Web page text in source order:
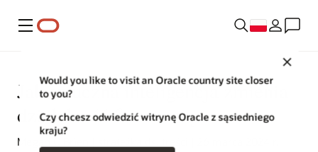
Menu
Would you like to visit an Oracle country site closer
to you?
Czy chcesz odwiedzić witrynę Oracle z sąsiedniego
kraju?
Jak sztuczna inteligencja zmienia
działalność finansową
Megan O'Brien | strateżka ds. treści | 26 marca 2024 r.